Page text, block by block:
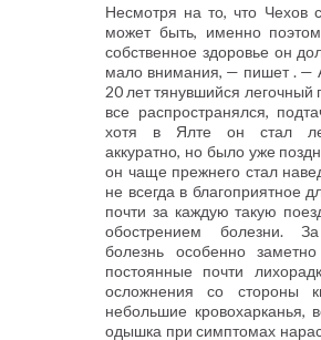
Несмотря на то, что Чехов
может быть, именно
собственное здоровье он
мало внимания, — пишет . —
20 лет тянувшийся легочный
все распространялся,
хотя в Ялте он стал
аккуратно, но было уже
он чаще прежнего стал
не всегда в благоприятное
почти за каждую такую
обострением болезни.
болезнь особенно
постоянные почти
осложнения со стороны
небольшие кровохарканья,
одышка при симптомах